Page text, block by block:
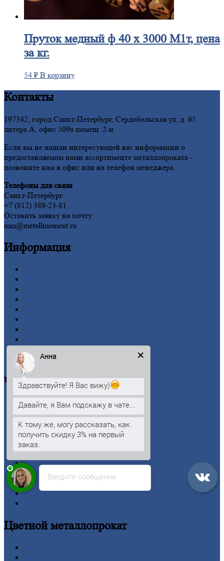
Прутокмедный ф 40 х 3000 М1т, цена
за кг.
54 ₽ В корзину
Контакты
197342, город Санкт-Петербург, Сердобольская ул, д. 65
литера А, офис 509а помещ. 2-н
Если вы не нашли интересующей вас информации о
предоставляемом нами ассортименте металлопроката -
позвоните нам в офис или на телефон менеджера.
Телефоны для связи
Санкт-Петербург:
+7 (812) 389-23-81
Оставить заявку на почту:
mm@metallmoment.ru
Информация
Оплата
Черныйметаллопрокат
Арматура
Двутавроваябалка (двутавр)
Квадрат
Кругстальной
Лист
Проволока
Рельсы
Сетка
Труба
Шестигранник
Цветнойметаллопрокат
Введите сообщение
Анна
Здравствуйте! Я Вас вижу)
Давайте, я Вам подскажу в чате...
К тому же, могу рассказать, как
получить скидку 3% на первый
заказ.